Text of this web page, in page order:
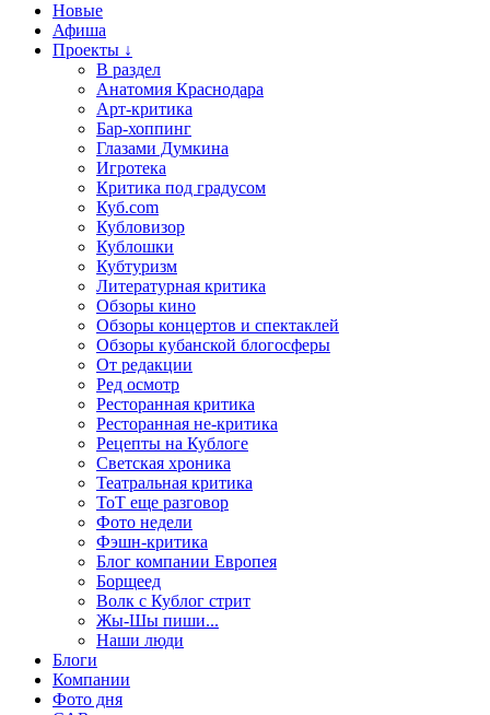
Новые
Афиша
Проекты ↓
В раздел
Анатомия Краснодара
Арт-критика
Бар-хоппинг
Глазами Думкина
Игротека
Критика под градусом
Куб.com
Кубловизор
Кублошки
Кубтуризм
Литературная критика
Обзоры кино
Обзоры концертов и спектаклей
Обзоры кубанской блогосферы
От редакции
Ред осмотр
Ресторанная критика
Ресторанная не-критика
Рецепты на Кублоге
Светская хроника
Театральная критика
ТоТ еще разговор
Фото недели
Фэшн-критика
Блог компании Европея
Борщеед
Волк с Кублог стрит
Жы-Шы пиши...
Наши люди
Блоги
Компании
Фото дня